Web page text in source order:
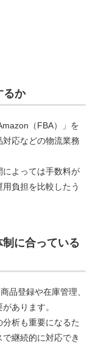
るか
（FBA）」を
応などの物流業務
よっては手数料が
負担を比較したう
に合っている
品登録や在庫管理、
あります。
析も重要になるた
継続的に対応でき